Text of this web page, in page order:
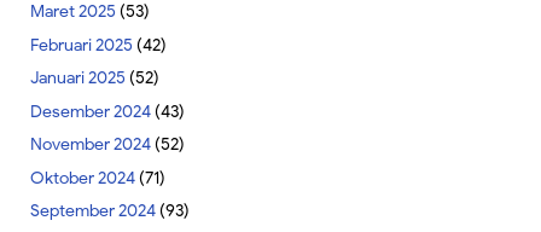
Maret 2025 (53)
Februari 2025 (42)
Januari 2025 (52)
Desember 2024(43)
November 2024(52)
Oktober 2024(71)
September 2024(93)